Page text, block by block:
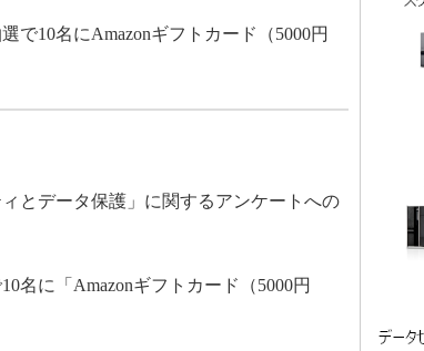
で10名にAmazonギフトカード（5000円
とデータ保護」に関するアンケートへの
に「Amazonギフトカード（5000円